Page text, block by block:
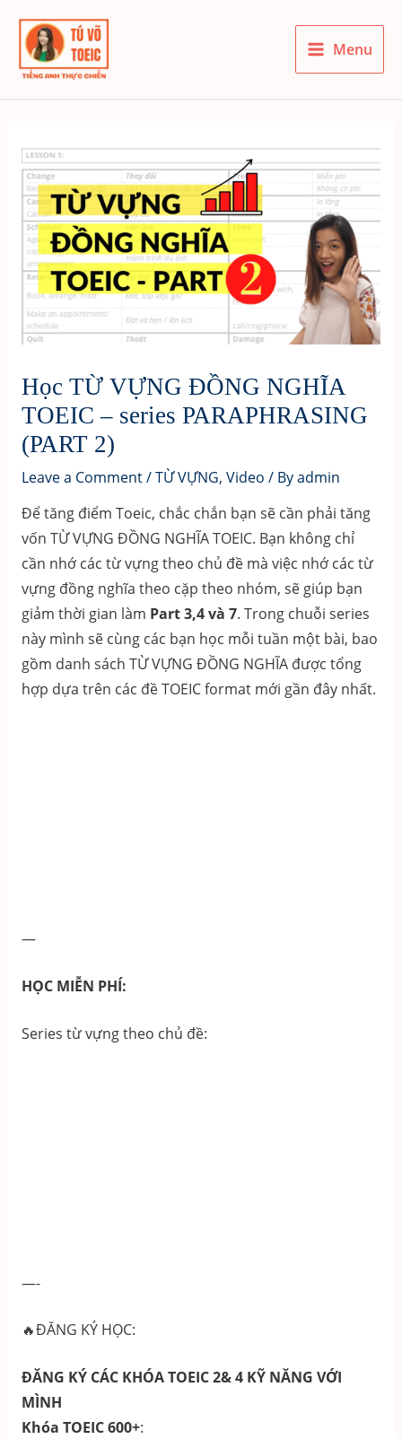
content
Main
Menu
Học TỪ VỰNG ĐỒNG NGHĨA
TOEIC – series PARAPHRASING
(PART 2)
Leave a Comment/TỪ VỰNG, Video / Byadmin
Để tăng điểm Toeic, chắc chắn bạn sẽ cần phải tăng
vốn TỪ VỰNG ĐỒNG NGHĨA TOEIC. Bạn không chỉ
cần nhớ các từ vựng theo chủ đề mà việc nhớ các từ
vựng đồng nghĩa theo cặp theo nhóm, sẽ giúp bạn
giảm thời gian làm Part 3,4 và 7. Trong chuỗi series
này mình sẽ cùng các bạn học mỗi tuần một bài, bao
gồm danh sách TỪ VỰNG ĐỒNG NGHĨA được tổng
hợp dựa trên các đề TOEIC format mới gần đây nhất.
—
HỌC MIỄN PHÍ:
Series từ vựng theo chủ đề:
—-
🔥ĐĂNG KÝ HỌC:
ĐĂNG KÝ CÁC KHÓA TOEIC 2& 4 KỸ NĂNG VỚI
MÌNH
Khóa TOEIC 600+: